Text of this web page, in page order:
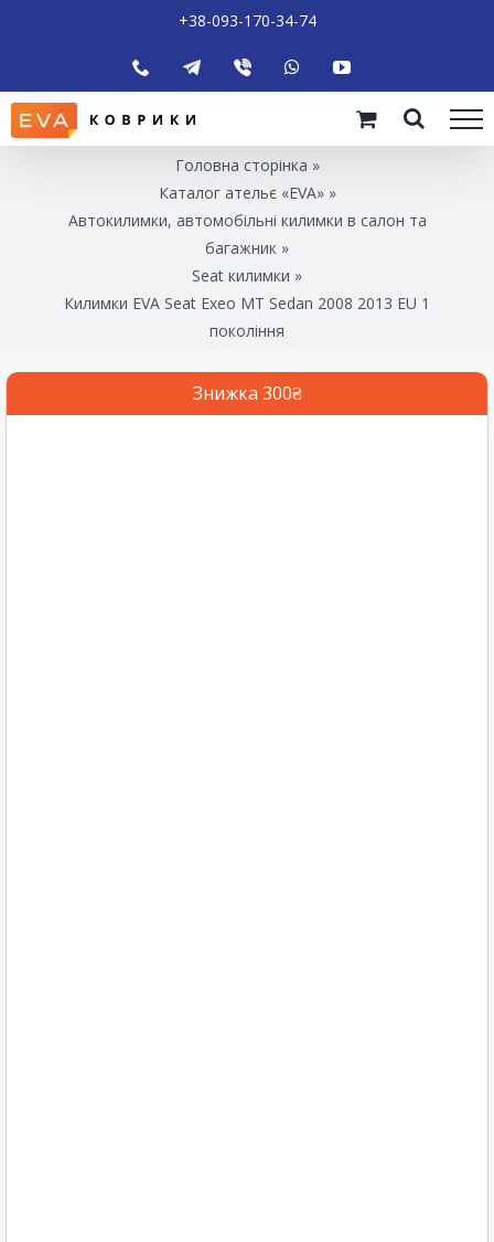
+38-093-170-34-74
Головна сторінка »
Каталог ательє «EVA»»
Автокилимки, автомобільні килимки в салон та
багажник »
Seat килимки »
Килимки EVA Seat Exeo MT Sedan 2008 2013 EU 1
покоління
Знижка 300₴